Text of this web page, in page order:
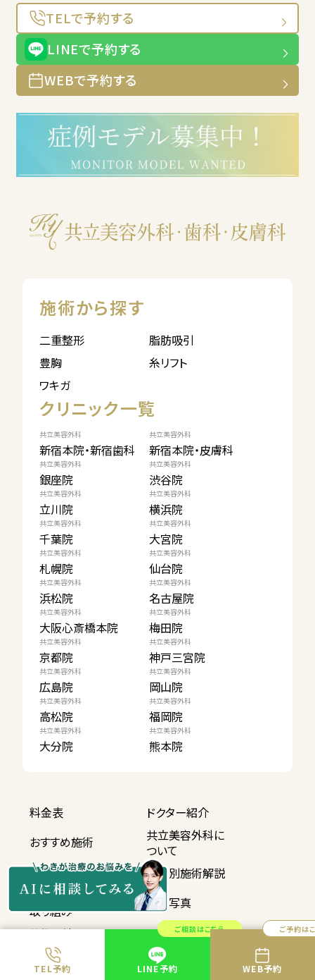
TEL予約
ご相談はこちら
LINE予約
ご予約は
WEB予約
TELで予約する
LINEで予約する
WEBで予約する
施術から探す
二重整形
脂肪吸引
豊胸
糸リフト
ワキガ
クリニック一覧
共立美容外科
新宿本院・新宿歯科
共立美容外科
新宿本院・皮膚科
共立美容外科
銀座院
共立美容外科
渋谷院
共立美容外科
立川院
共立美容外科
横浜院
共立美容外科
千葉院
共立美容外科
大宮院
共立美容外科
札幌院
共立美容外科
仙台院
共立美容外科
浜松院
共立美容外科
名古屋院
共立美容外科
大阪心斎橋本院
共立美容外科
梅田院
共立美容外科
京都院
共立美容外科
神戸三宮院
共立美容外科
広島院
共立美容外科
岡山院
共立美容外科
高松院
共立美容外科
福岡院
共立美容外科
大分院
共立美容外科
熊本院
料金表
ドクター紹介
おすすめ施術
共立美容外科に
ついて
公式コラム
地域別施術解説
共立ブランドの
取り組み
症例写真
施術の流れ
モニター募集
学術研究
よくある質問